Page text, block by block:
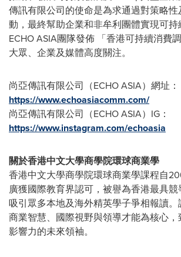
傳訊有限公司的使命是為求通過對策略
動，最終幫助企業和非牟利團體實現可持
ECHO ASIA團隊發佈 「香港可持續消費
大眾、企業及媒體高度關注。
尚亞傳訊有限公司（ECHO ASIA）網址：
https://www.echoasiacomm.com/
尚亞傳訊有限公司（ECHO ASIA）IG：
https://www.instagram.com/echoasia
關於香港中文大學商學院環球商業學
香港中文大學商學院環球商業學課程自
廣獲國際教育界認可，被譽為香港最具競
吸引眾多本地及海外精英學子爭相報讀
商業智慧、國際視野與領導才能為核心
影響力的未來領袖。